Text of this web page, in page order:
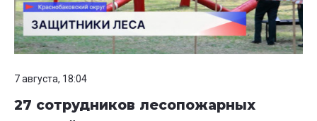
7 августа, 18:04
27 сотрудников лесопожарных